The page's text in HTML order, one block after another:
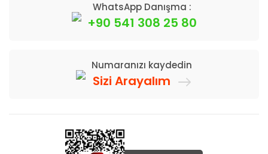
WhatsApp Danışma :
+90 541 308 25 80
Numaranızı kaydedin
Sizi Arayalım